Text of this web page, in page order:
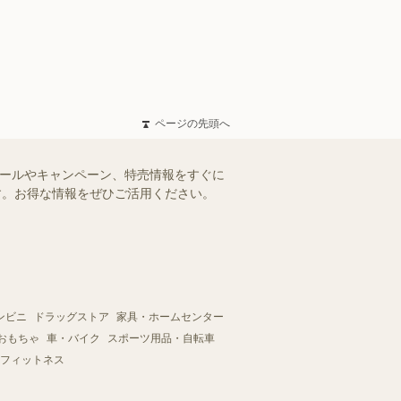
ページの先頭へ
ルやキャンペーン、特売情報をすぐに
お得な情報をぜひご活用ください。
ビニ ドラッグストア
家具・ホームセンター
もちゃ
車・バイク
スポーツ用品・自転車
ィットネス